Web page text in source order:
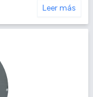
Leer más